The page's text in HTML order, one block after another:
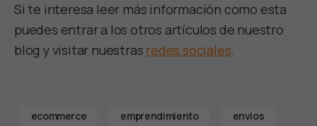
Si te interesa leer más información como esta
puedes entrar a los otros artículos de nuestro
blog y visitar nuestras redes sociales.
ecommerce emprendimiento envios